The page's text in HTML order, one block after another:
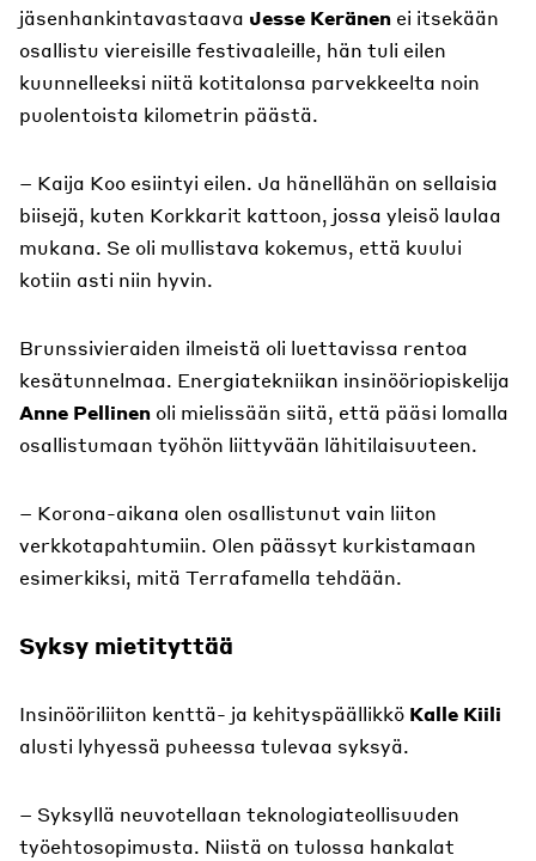
jäsenhankintavastaava Jesse Keränen ei itsekään
osallistu viereisille festivaaleille, hän tuli eilen
kuunnelleeksi niitä kotitalonsa parvekkeelta noin
puolentoista kilometrin päästä.
– Kaija Koo esiintyi eilen. Ja hänellähän on sellaisia
biisejä, kuten Korkkarit kattoon, jossa yleisö laulaa
mukana. Se oli mullistava kokemus, että kuului
kotiin asti niin hyvin.
Brunssivieraiden ilmeistä oli luettavissa rentoa
kesätunnelmaa. Energiatekniikan insinööriopiskelija
Anne Pellinen oli mielissään siitä, että pääsi lomalla
osallistumaan työhön liittyvään lähitilaisuuteen.
– Korona-aikana olen osallistunut vain liiton
verkkotapahtumiin. Olen päässyt kurkistamaan
esimerkiksi, mitä Terrafamella tehdään.
Syksy mietityttää
Insinööriliiton kenttä- ja kehityspäällikkö Kalle Kiili
alusti lyhyessä puheessa tulevaa syksyä.
– Syksyllä neuvotellaan teknologiateollisuuden
työehtosopimusta. Niistä on tulossa hankalat